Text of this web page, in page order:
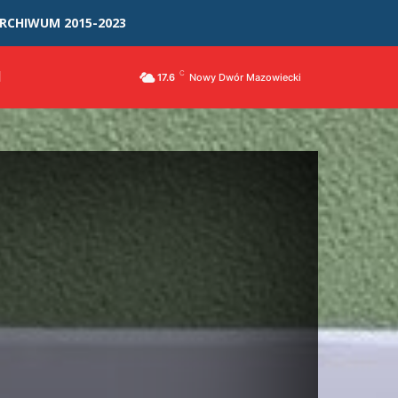
2015-2023
17.6 C Nowy Dwór Mazowiecki